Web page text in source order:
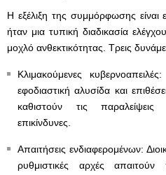
Η εξέλιξη της συμμόρφωσης
ήταν μια τυπική διαδικασία
μοχλό ανθεκτικότητας. Τρεις
Κλιμακούμενες
εφοδιαστική αλυσίδα και
καθιστούν τις παραλείψεις
επικίνδυνες.
Απαιτήσεις ενδιαφερομένων:
ρυθμιστικές αρχές απαιτούν